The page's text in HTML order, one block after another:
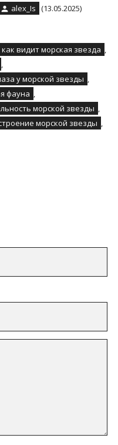
alex_Is (13.05.2025)
как видит морская звезда ,
,
у морской звезды ,
фауна ,
морской звезды ,
морской звезды ,